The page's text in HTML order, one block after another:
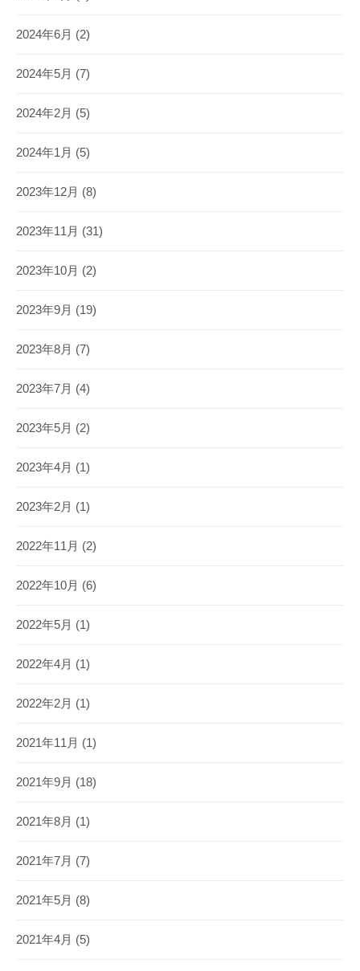
2024年6月 (2)
2024年5月 (7)
2024年2月 (5)
2024年1月 (5)
2023年12月 (8)
2023年11月 (31)
2023年10月 (2)
2023年9月 (19)
2023年8月 (7)
2023年7月 (4)
2023年5月 (2)
2023年4月 (1)
2023年2月 (1)
2022年11月 (2)
2022年10月 (6)
2022年5月 (1)
2022年4月 (1)
2022年2月 (1)
2021年11月 (1)
2021年9月 (18)
2021年8月 (1)
2021年7月 (7)
2021年5月 (8)
2021年4月 (5)